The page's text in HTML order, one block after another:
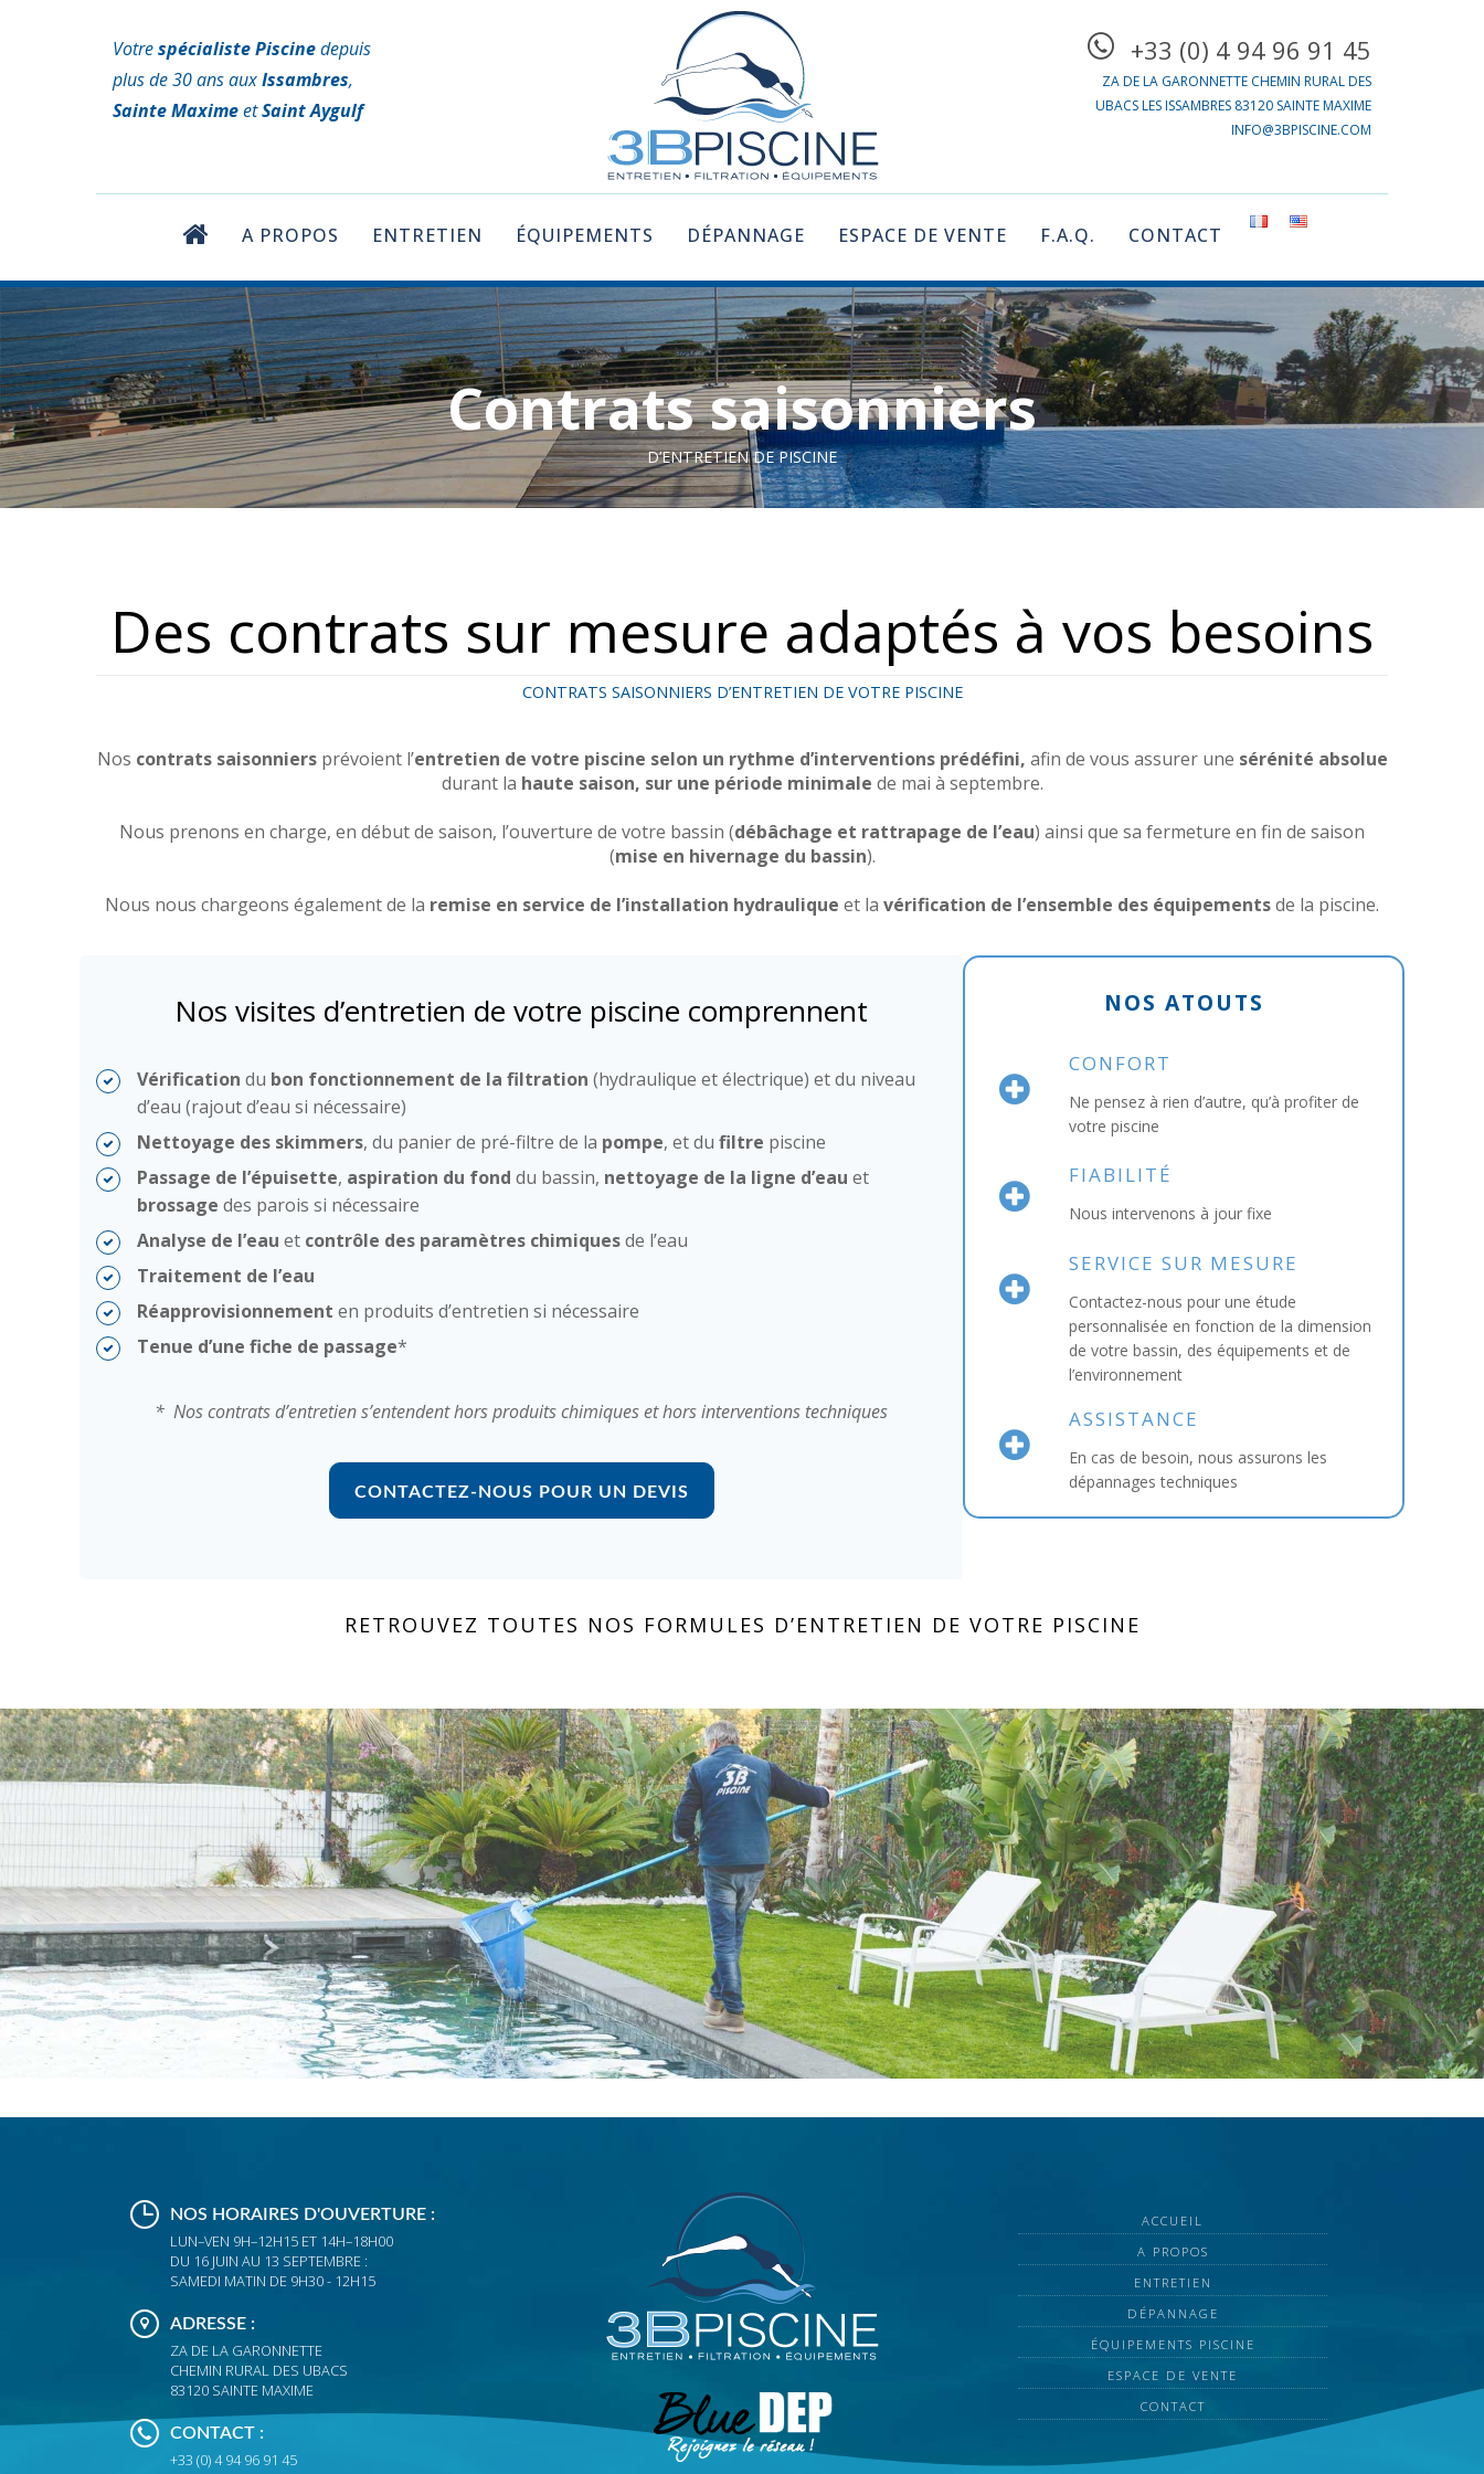
Votrespécialiste Piscinedepuis
plus de 30 ans auxIssambres,
Sainte MaximeetSaint Aygulf
+33 (0) 4 94 96 91 45
ZA DE LA GARONNETTE CHEMIN RURAL DES
UBACS LES ISSAMBRES 83120 SAINTE MAXIME
INFO@3BPISCINE.COM
A PROPOS ENTRETIEN ÉQUIPEMENTS DÉPANNAGE ESPACE DE VENTE F.A.Q. CONTACT
Contrats saisonniers
D’ENTRETIEN DE PISCINE
Des contrats sur mesure adaptés à vos besoins
CONTRATS SAISONNIERS D’ENTRETIEN DE VOTRE PISCINE
Nos contrats saisonniersprévoient l’entretien de votre piscine selon un rythme d’interventions prédéfini, afin de vous assurer une sérénité absolue
durant la haute saison, sur une période minimale de mai à septembre.
Nous prenons en charge, en début de saison, l’ouverture de votre bassin (débâchage et rattrapage de l’eau) ainsi que sa fermeture en fin de saison
(mise en hivernage du bassin).
Nous nous chargeons également de la remise en service de l’installation hydraulique et la vérification de l’ensemble des équipementsde la piscine.
Nos visites d’entretien de votre piscine comprennent
Vérification du bon fonctionnement de la filtration (hydraulique et électrique) et du niveau
d’eau (rajout d’eau si nécessaire)
Nettoyage des skimmers, du panier de pré-filtre de la pompe, et du filtre piscine
Passage de l’épuisette, aspiration du fond du bassin, nettoyage de la ligne d’eau et
brossage des parois si nécessaire
Analyse de l’eau et contrôle des paramètres chimiquesde l’eau
Traitement de l’eau
Réapprovisionnement en produits d’entretien si nécessaire
Tenue d’une fiche de passage*
* Nos contrats d’entretien s’entendent hors produits chimiques et hors interventions techniques
CONTACTEZ-NOUS POUR UN DEVIS
NOS ATOUTS
CONFORT
Ne pensez à rien d’autre, qu’à profiter de
votre piscine
FIABILITÉ
Nous intervenons à jour fixe
SERVICE SUR MESURE
Contactez-nous pour une étude
personnalisée en fonction de la dimension
de votre bassin, des équipements et de
l’environnement
ASSISTANCE
En cas de besoin, nous assurons les
dépannages techniques
RETROUVEZ TOUTES NOS FORMULES D’ENTRETIEN DE VOTRE PISCINE
NOS HORAIRES D'OUVERTURE :
LUN–VEN 9H–12H15 ET 14H–18H00
DU 16 JUIN AU 13 SEPTEMBRE :
SAMEDI MATIN DE 9H30 - 12H15
ADRESSE :
ZA DE LA GARONNETTE
CHEMIN RURAL DES UBACS
83120 SAINTE MAXIME
CONTACT :
+33 (0) 4 94 96 91 45
ACCUEIL
A PROPOS
ENTRETIEN
DÉPANNAGE
ÉQUIPEMENTS PISCINE
ESPACE DE VENTE
CONTACT